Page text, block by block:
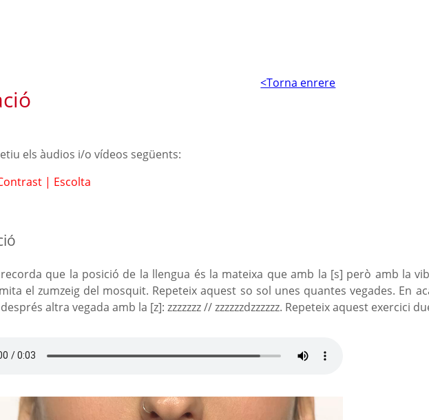
<Torna enrere
els àudios i/o vídeos següents:
| Escolta
que la posició de la llengua és la mateixa que amb la [s] però amb la
el zumzeig del mosquit. Repeteix aquest so sol unes quantes vegades. En
altra vegada amb la [z]: zzzzzzz // zzzzzzdzzzzzz. Repeteix aquest exercici